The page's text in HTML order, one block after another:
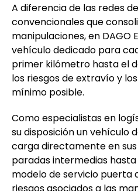
A diferencia de las redes
convencionales que
manipulaciones, en DAGO
vehículo dedicado para
primer kilómetro hasta el
los riesgos de extravío y
mínimo posible.
Como especialistas en
su disposición un vehículo
carga directamente en
paradas intermedias
modelo de servicio puerta
riesgos asociados a las